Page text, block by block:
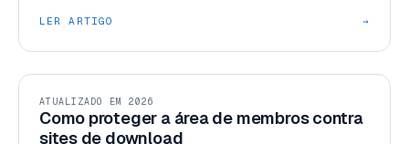
LER ARTIGO →
SEGURANÇA
ATUALIZADO EM 2026
Como proteger a área de membros contra
sites de download